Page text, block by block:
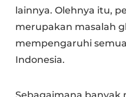
lainnya. Olehnya itu,
merupakan masalah
mempengaruhi
Indonesia.